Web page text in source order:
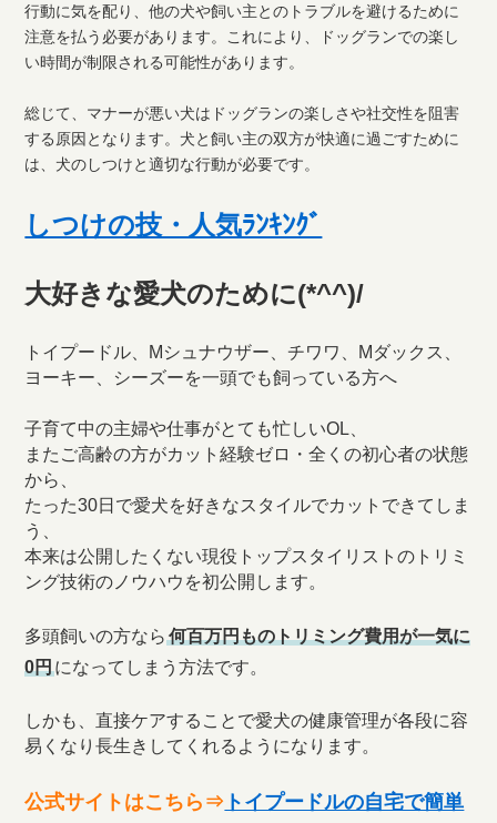
行動に気を配り、他の犬や飼い主とのトラブルを避けるために
注意を払う必要があります。これにより、ドッグランでの楽し
い時間が制限される可能性があります。
総じて、マナーが悪い犬はドッグランの楽しさや社交性を阻害
する原因となります。犬と飼い主の双方が快適に過ごすために
は、犬のしつけと適切な行動が必要です。
しつけの技・人気ﾗﾝｷﾝｸﾞ
大好きな愛犬のために(*^^)/
トイプードル、Mシュナウザー、チワワ、Mダックス、
ヨーキー、シーズーを一頭でも飼っている方へ
子育て中の主婦や仕事がとても忙しいOL、
またご高齢の方がカット経験ゼロ・全くの初心者の状態
から、
たった30日で愛犬を好きなスタイルでカットできてしま
う、
本来は公開したくない現役トップスタイリストのトリミ
ング技術のノウハウを初公開します。
多頭飼いの方なら何百万円ものトリミング費用が一気に
0円になってしまう方法です。
しかも、直接ケアすることで愛犬の健康管理が各段に容
易くなり長生きしてくれるようになります。
公式サイトはこちら⇒ トイプードルの自宅で簡単